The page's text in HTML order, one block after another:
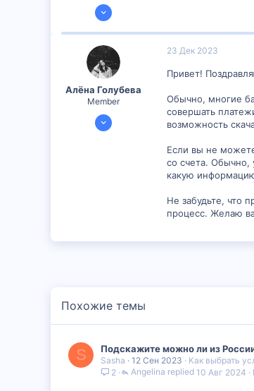
2 Сен 2023
Алëна Голубева
Member
20 Дек 2023
23 Дек 2023
Привет!
Обычно, многие
совершать
возможность
Если вы не
со счета. Обычно,
какую
Не забудьте, что
процесс. Желаю
Похожие темы
S Подскажите можно ли из
Sasha 12 Сен 2023
Как выбрать
2
10 Авг 2024
Angelina